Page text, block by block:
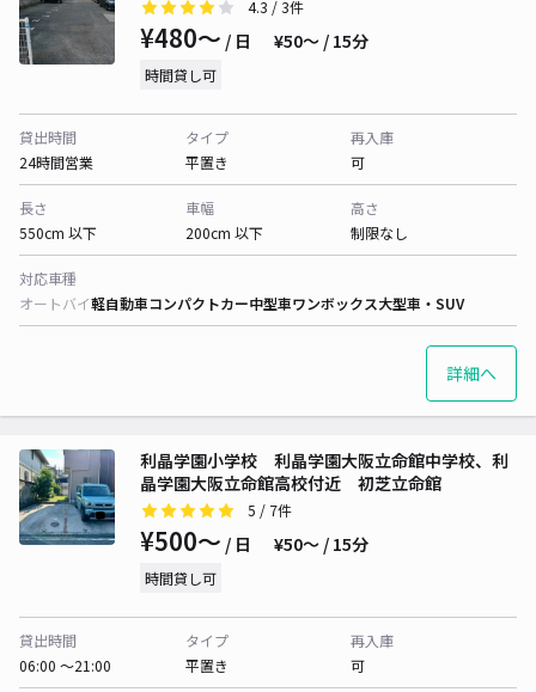
4.3 / 3件
¥480〜 / 日 ¥50〜 / 15分
時間貸し可
貸出時間
24時間営業
タイプ
平置き
再入庫
可
長さ
550cm 以下
車幅
200cm 以下
高さ
制限なし
対応車種
オートバイ軽自動車コンパクトカー中型車ワンボックス大型車・SUV
詳細へ
利晶学園小学校 利晶学園大阪立命館中学校、利
晶学園大阪立命館高校付近 初芝立命館
5 / 7件
¥500〜 / 日 ¥50〜 / 15分
時間貸し可
貸出時間
06:00 〜21:00
タイプ
平置き
再入庫
可